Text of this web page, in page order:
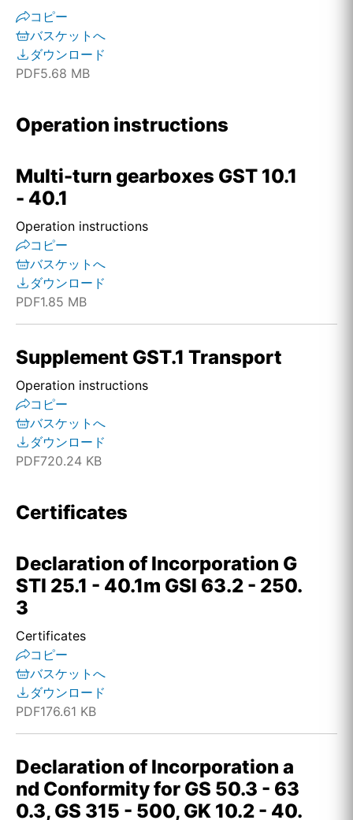
コピー
バスケットへ
ダウンロード
PDF5.68 MB
Operation instructions
Multi-turn gearboxes GST 10.1
- 40.1
Operation instructions
コピー
バスケットへ
ダウンロード
PDF1.85 MB
Supplement GST.1 Transport
Operation instructions
コピー
バスケットへ
ダウンロード
PDF720.24 KB
Certificates
Declaration of Incorporation G
STI 25.1 - 40.1m GSI 63.2 - 250.
3
Certificates
コピー
バスケットへ
ダウンロード
PDF176.61 KB
Declaration of Incorporation a
nd Conformity for GS 50.3 - 63
0.3, GS 315 - 500, GK 10.2 - 40.